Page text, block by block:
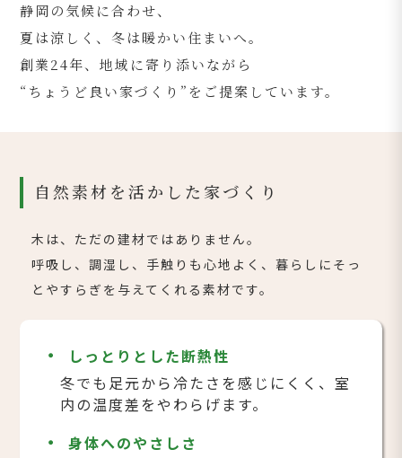
静岡の気候に合わせ、
夏は涼しく、冬は暖かい住まいへ。
創業24年、地域に寄り添いながら
“ちょうど良い家づくり”をご提案しています。
自然素材を活かした家づくり
木は、ただの建材ではありません。
呼吸し、調湿し、手触りも心地よく、暮らしにそっ
とやすらぎを与えてくれる素材です。
しっとりとした断熱性
冬でも足元から冷たさを感じにくく、室
内の温度差をやわらげます。
身体へのやさしさ